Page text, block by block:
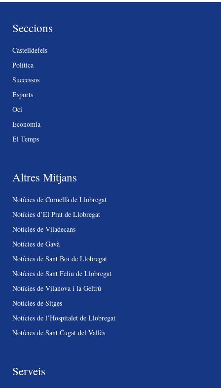
Seccions
Castelldefels
Política
Successos
Esports
Oci
Economia
El Temps
Altres Mitjans
Notícies de Cornellà de Llobregat
Notícies d’El Prat de Llobregat
Notícies de Viladecans
Notícies de Gavà
Notícies de Sant Boi de Llobregat
Notícies de Sant Feliu de Llobregat
Notícies de Vilanova i la Geltrú
Notícies de Sitges
Notícies de l’Hospitalet de Llobregat
Notícies de Sant Cugat del Vallès
Serveis